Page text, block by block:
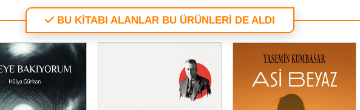
BU KİTABI ALANLAR BU ÜRÜNLERİ DE ALDI